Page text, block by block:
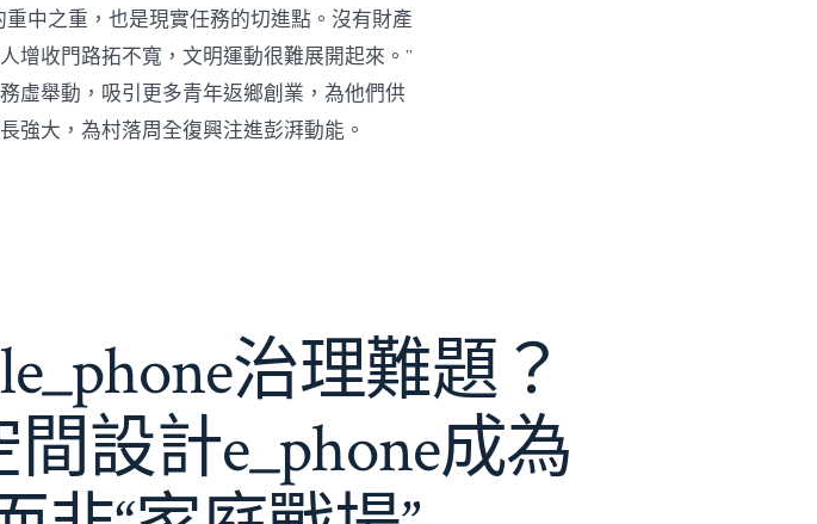
中之重，也是現實任務的切進點。沒有財產
增收門路拓不寬，文明運動很難展開起來。”
虛舉動，吸引更多青年返鄉創業，為他們供
強大，為村落周全復興注進彭湃動能。
治理難題？
設計e_phone成為